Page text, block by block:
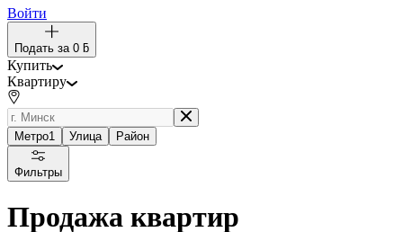
Войти
Подать за 0 ƃ
Купить
Квартиру
Метро1 Улица Район
Фильтры
Продажа квартир